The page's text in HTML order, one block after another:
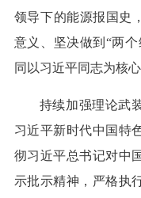
领导下的能源报国史
意义、坚决做到“两
同以习近平同志为核
持续加强理论武
习近平新时代中国特
彻习近平总书记对中
示批示精神，严格执